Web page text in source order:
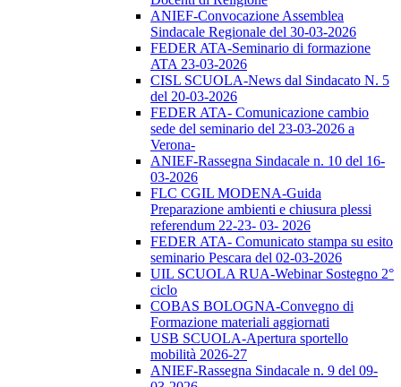
ANIEF-Convocazione Assemblea
Sindacale Regionale del 30-03-2026
FEDER ATA-Seminario di formazione
ATA 23-03-2026
CISL SCUOLA-News dal Sindacato N. 5
del 20-03-2026
FEDER ATA- Comunicazione cambio
sede del seminario del 23-03-2026 a
Verona-
ANIEF-Rassegna Sindacale n. 10 del 16-
03-2026
FLC CGIL MODENA-Guida
Preparazione ambienti e chiusura plessi
referendum 22-23- 03- 2026
FEDER ATA- Comunicato stampa su esito
seminario Pescara del 02-03-2026
UIL SCUOLA RUA-Webinar Sostegno 2°
ciclo
COBAS BOLOGNA-Convegno di
Formazione materiali aggiornati
USB SCUOLA-Apertura sportello
mobilità 2026-27
ANIEF-Rassegna Sindacale n. 9 del 09-